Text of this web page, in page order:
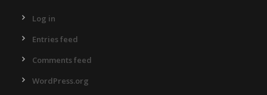
Log in
Entries feed
Comments feed
WordPress.org